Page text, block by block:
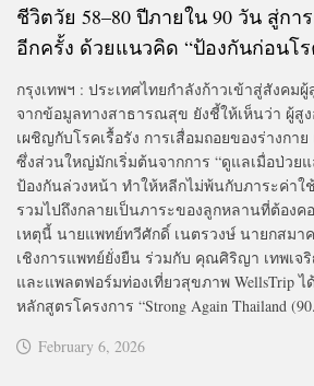
ชีวิตวัย 58–80 ปีภายใน 90 วัน สู่ก
อีกครั้ง ด้วยแนวคิด “ป้องกันก่อนโ
กรุงเทพฯ : ประเทศไทยกำลังก้าวเข้าสู่สังคม
จากข้อมูลทางสาธารณสุข ยังชี้ให้เห็นว่า ผู้สู
เผชิญกับโรคเรื้อรัง การเสื่อมถอยของร่างก
ซึ่งส่วนใหญ่มักเริ่มต้นจากการ “ดูแลเมื่อป่วย
ป้องกันล่วงหน้า ทำให้หลีกไม่พ้นกับภาระค่าใ
รวมไปถึงกลายเป็นภาระของลูกหลานที่ต้อง
เหตุนี้ นายแพทย์ทวีศักดิ์ เนตรวงษ์ นายกสมา
เชิงการแพทย์ยั่งยืน ร่วมกับ คุณศิริญา เทพเจ
และแพลตฟอร์มท่องเที่ยวสุขภาพ WellsTrip
หลักสูตรโครงการ “Strong Again Thailand
February 6, 2026